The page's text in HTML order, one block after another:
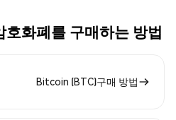
화폐를 구매하는 방법
Bitcoin (BTC)구매 방법